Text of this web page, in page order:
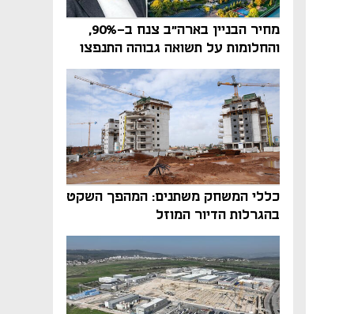
מחיר הבניין בארה"ב צנח ב-90%,
והחלומות על תשואה גבוהה התנפצו
כללי המשחק משתנים: המהפך השקט
בהגרלות הדיור המוזל